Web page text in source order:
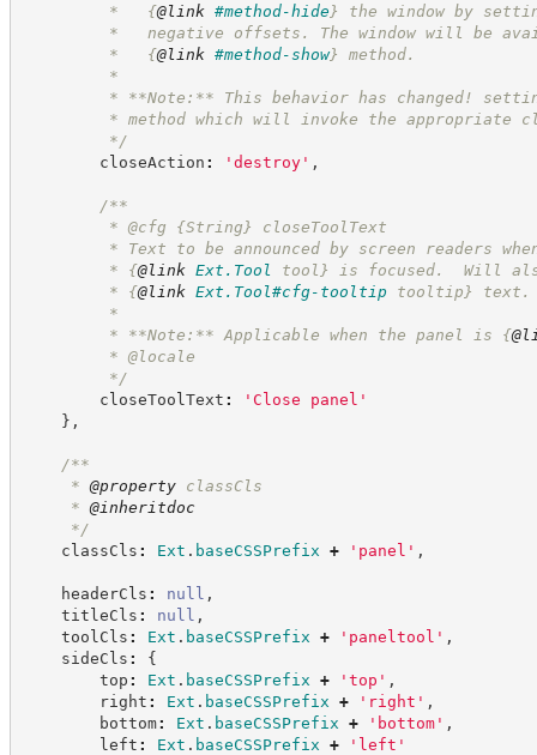
* {@link #method-hide} the window by
*   negative offsets. The window will be
* {@link #method-show} method.
*
* **Note:** This behavior has changed!
* method which will invoke the appropriate
*/
closeAction : ' destroy' ,
/**
* @cfg {String}
closeToolText
* Text to be announced by screen readers
* {@link Ext.Tool tool} is focused.  Will
* {@link Ext.Tool#cfg-tooltip tooltip} text.
*
* **Note:** Applicable when the panel is {
* @locale
*/
closeToolText : ' Close panel '
} ,
/**
* @property classCls
* @inheritdoc
*/
classCls : Ext . baseCSSPrefix + ' panel ' ,
headerCls : null ,
titleCls : null ,
toolCls : Ext . baseCSSPrefix + ' paneltool ' ,
sideCls :
{
top : Ext . baseCSSPrefix + ' top ' ,
right : Ext . baseCSSPrefix + ' right ' ,
bottom: Ext . baseCSSPrefix + ' bottom' ,
left : Ext . baseCSSPrefix + ' left '